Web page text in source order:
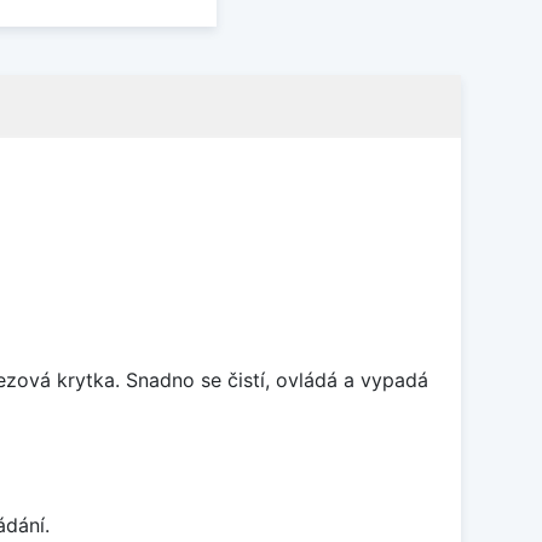
krytka. Snadno se čistí, ovládá a vypadá